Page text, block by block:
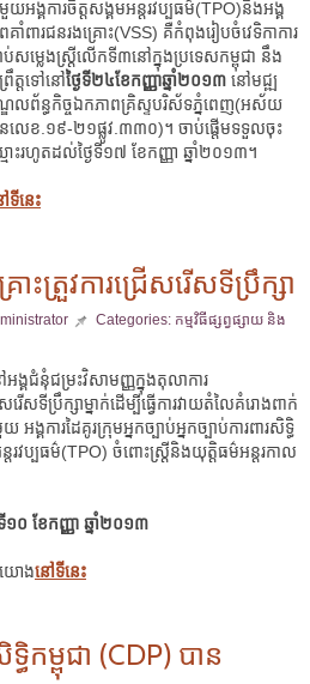
យអង្គការចិត្តសង្គមអន្តរវប្បធម៌(TPO)និងអង្គ
គាំពារជនរងគ្រោះ(VSS) គឺកំពុងរៀបចំវេទិកាការ
ប់សម្លេងស្រ្តីលើកទី៣នៅក្នុងប្រទេសកម្ពុជា នឹង
រឹត្តទៅនៅថ្ងៃទី២៤ខែកញ្ញាឆ្នាំ២០១៣ នៅមជ្ឍ
លព័ន្ធកិច្ចឯកភាពគ្រិស្ទបរិស័ទភ្នំពេញ(អស័យ
នលេខ.១៩-២១ផ្លូវ.៣៣០)។ ចាប់ផ្តើមទទួលចុះ
ះរហូតដល់ថ្ងៃទី១៧ ខែកញ្ញា ឆ្នាំ២០១៣។
ទីនេះ
ោះត្រួវការជ្រើសរើសទីប្រឹក្សា
Categories: កម្មវិធីផ្សព្វផ្សាយ និង
ង្គជំនុំជម្រះវិសាមញ្ញក្នុងតុលាការ
សទីប្រឹក្សាម្នាក់ដើម្បីធ្វើការវាយតំលៃគំរោងពាក់
ការដៃគូរក្រុមអ្នកច្បាប់អ្នកច្បាប់ការពារសិទ្ធិ
តរវប្បធម៌(TPO) ចំពោះស្រ្តីនិងយុត្តិធម៌អន្តរកាល
ទី​១០ ខែកញ្ញា ឆ្នាំ២០១៣
យោងនៅទីនេះ
ធិកម្ពុជា (CDP) បាន